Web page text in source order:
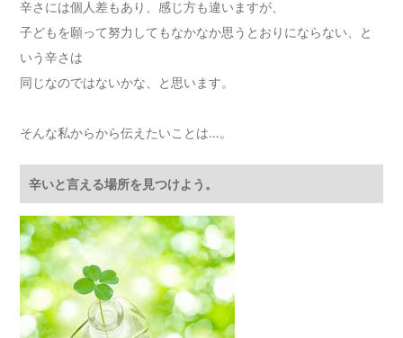
辛さには個人差もあり、感じ方も違いますが、
子どもを願って努力してもなかなか思うとおりにならない、と
いう辛さは
同じなのではないかな、と思います。
そんな私からから伝えたいことは…。
辛いと言える場所を見つけよう。